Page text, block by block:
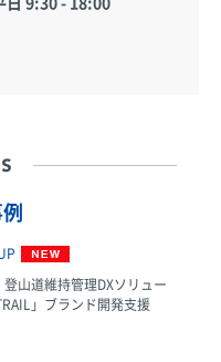
山道維持管理DXソリュー
」ブランド開発支援